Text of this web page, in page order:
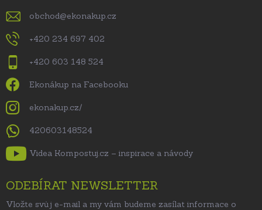
obchod@ekonakup.cz
+420 234 697 402
+420 603 148 524
Ekonákup na Facebooku
ekonakup.cz/
420603148524
Videa Kompostuj.cz – inspirace a návody
ODEBÍRAT NEWSLETTER
Vložte svůj e-mail a my vám budeme zasílat informace o